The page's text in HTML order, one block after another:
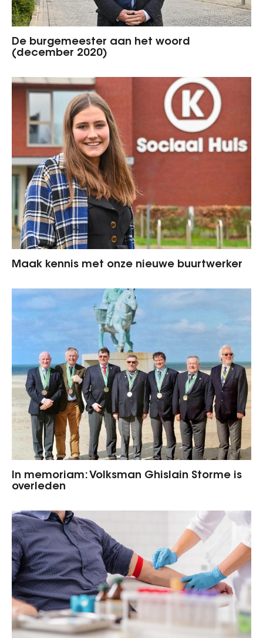
De burgemeester aan het woord
(december 2020)
Maak kennis met onze nieuwe buurtwerker
In memoriam: Volksman Ghislain Storme is
overleden